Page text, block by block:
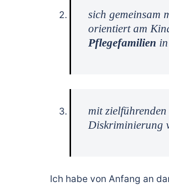
sich gemeinsam
orientiert am
Pflegefamilien
mit
Diskriminierung
Ich habe von Anfang an